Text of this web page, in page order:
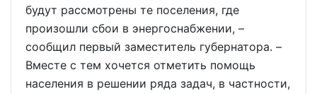
будут рассмотрены те поселения, где
произошли сбои в энергоснабжении, –
сообщил первый заместитель губернатора. –
Вместе с тем хочется отметить помощь
населения в решении ряда задач, в частности,